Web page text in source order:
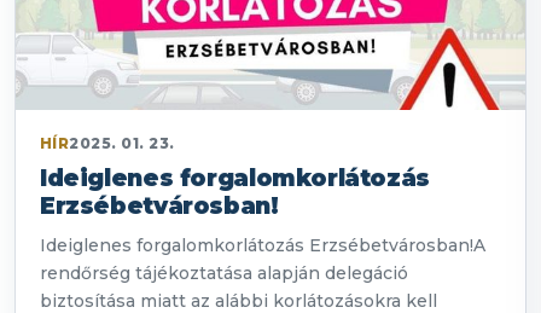
HÍR2025. 01. 23.
Ideiglenes forgalomkorlátozás
Erzsébetvárosban!
Ideiglenes forgalomkorlátozás Erzsébetvárosban!A
rendőrség tájékoztatása alapján delegáció
biztosítása miatt az alábbi korlátozásokra kell